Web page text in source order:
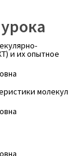
в котором
сколько
0,012 кг.
атомов.
и их опытное
молекул